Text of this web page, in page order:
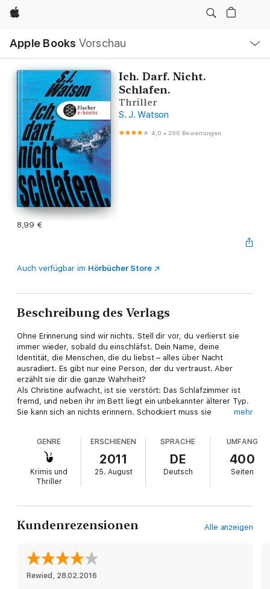
Apple
Apple Books Vorschau
Navigation
Menü
öffnen
Ich. Darf. Nicht.
Schlafen.
Thriller
S. J. Watson
4,0 •296 Bewertungen
8,99 €
Auch verfügbar im Hörbücher Store
Beschreibung des Verlags
Ohne Erinnerung sind wir nichts. Stell dir vor, du verlierst sie
immer wieder, sobald du einschläfst. Dein Name, deine
Identität, die Menschen, die du liebst – alles über Nacht
ausradiert. Es gibt nur eine Person, der du vertraust. Aber
erzählt sie dir die ganze Wahrheit?
Als Christine aufwacht, ist sie verstört: Das Schlafzimmer ist
fremd, und neben ihr im Bett liegt ein unbekannter älterer Typ.
Sie kann sich an nichts erinnern. Schockiert muss sie
in einer Amnesie gefangen. Jede Nacht vergisst sie alles, was
gewesen ist. Sie ist völlig angewiesen auf ihren Mann Ben, der
sich immer um sie gekümmert hat. Doch dann findet Christine
ein Tagebuch. Es ist in ihrer Handschrift geschrieben – und was
darin steht, ist mehr als beunruhigend. Was ist wirklich mit ihr
»Man muss sagen: Chapeau, der Mann hat es wirklich
gefunden, das Rezept für den perfekten Thriller.« taz
und daher nahegehenden Thriller aus der Hand zu legen.«
Bücher
»Mitreißend, ein echter Pageturner.« Stern
mehr
GENRE
Krimis und
Thriller
ERSCHIENEN
2011
25. August
SPRACHE
DE
Deutsch
UMFANG
400
Seiten
Kundenrezensionen Alle anzeigen
Rewied , 28.02.2016